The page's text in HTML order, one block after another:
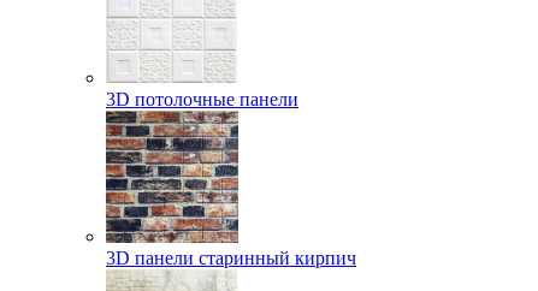
3D потолочные панели
3D панели старинный кирпич